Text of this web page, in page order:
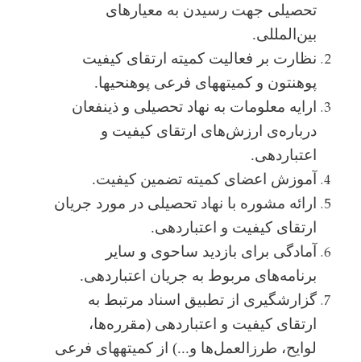
تحصیلی جهت رسیدن به معیارهای
بین‌المللی.
نظارت بر فعالیت کمیته ارتقای کیفیت
پوهنتون و کمیته­های فرعی پوهنحی­ها.
ارایه معلومات به نهاد تحصیلی و ذینفعان
درباره‌ی ارزش‌های ارتقای کیفیت و
اعتباردهی.
آموزش اعضای کمیته تضمین کیفیت.
ارائه مشوره با نهاد تحصیلی در مورد جریان
ارتقای کیفیت و اعتباردهی.
آمادگی برای بازدید ساحوی و سایر
برنامه‌های مربوط به جریان اعتباردهی.
گزارش­گیری از تطبیق اسناد مرتبط به
ارتقای کیفیت و اعتباردهی (مقرره‌ها،
لوایح، طرزالعمل‌ها و...) از کمیته­های فرعی